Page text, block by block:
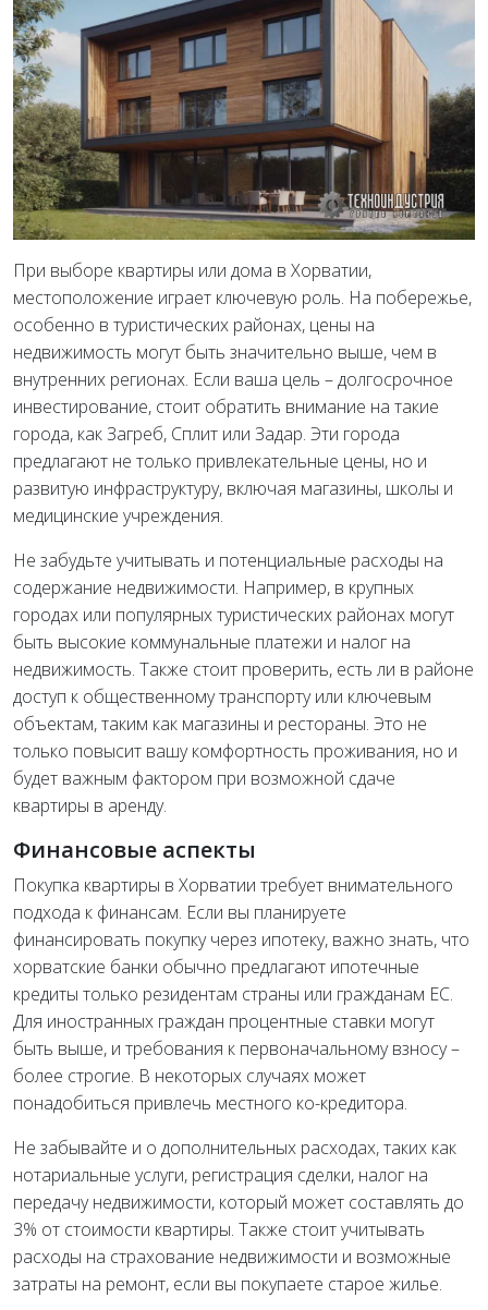
При выборе квартиры или дома в Хорватии,
местоположение играет ключевую роль. На побережье,
особенно в туристических районах, цены на
недвижимость могут быть значительно выше, чем в
внутренних регионах. Если ваша цель – долгосрочное
инвестирование, стоит обратить внимание на такие
города, как Загреб, Сплит или Задар. Эти города
предлагают не только привлекательные цены, но и
развитую инфраструктуру, включая магазины, школы и
медицинские учреждения.
Не забудьте учитывать и потенциальные расходы на
содержание недвижимости. Например, в крупных
городах или популярных туристических районах могут
быть высокие коммунальные платежи и налог на
недвижимость. Также стоит проверить, есть ли в районе
доступ к общественному транспорту или ключевым
объектам, таким как магазины и рестораны. Это не
только повысит вашу комфортность проживания, но и
будет важным фактором при возможной сдаче
квартиры в аренду.
Финансовые аспекты
Покупка квартиры в Хорватии требует внимательного
подхода к финансам. Если вы планируете
финансировать покупку через ипотеку, важно знать, что
хорватские банки обычно предлагают ипотечные
кредиты только резидентам страны или гражданам ЕС.
Для иностранных граждан процентные ставки могут
быть выше, и требования к первоначальному взносу –
более строгие. В некоторых случаях может
понадобиться привлечь местного ко-кредитора.
Не забывайте и о дополнительных расходах, таких как
нотариальные услуги, регистрация сделки, налог на
передачу недвижимости, который может составлять до
3% от стоимости квартиры. Также стоит учитывать
расходы на страхование недвижимости и возможные
затраты на ремонт, если вы покупаете старое жилье.